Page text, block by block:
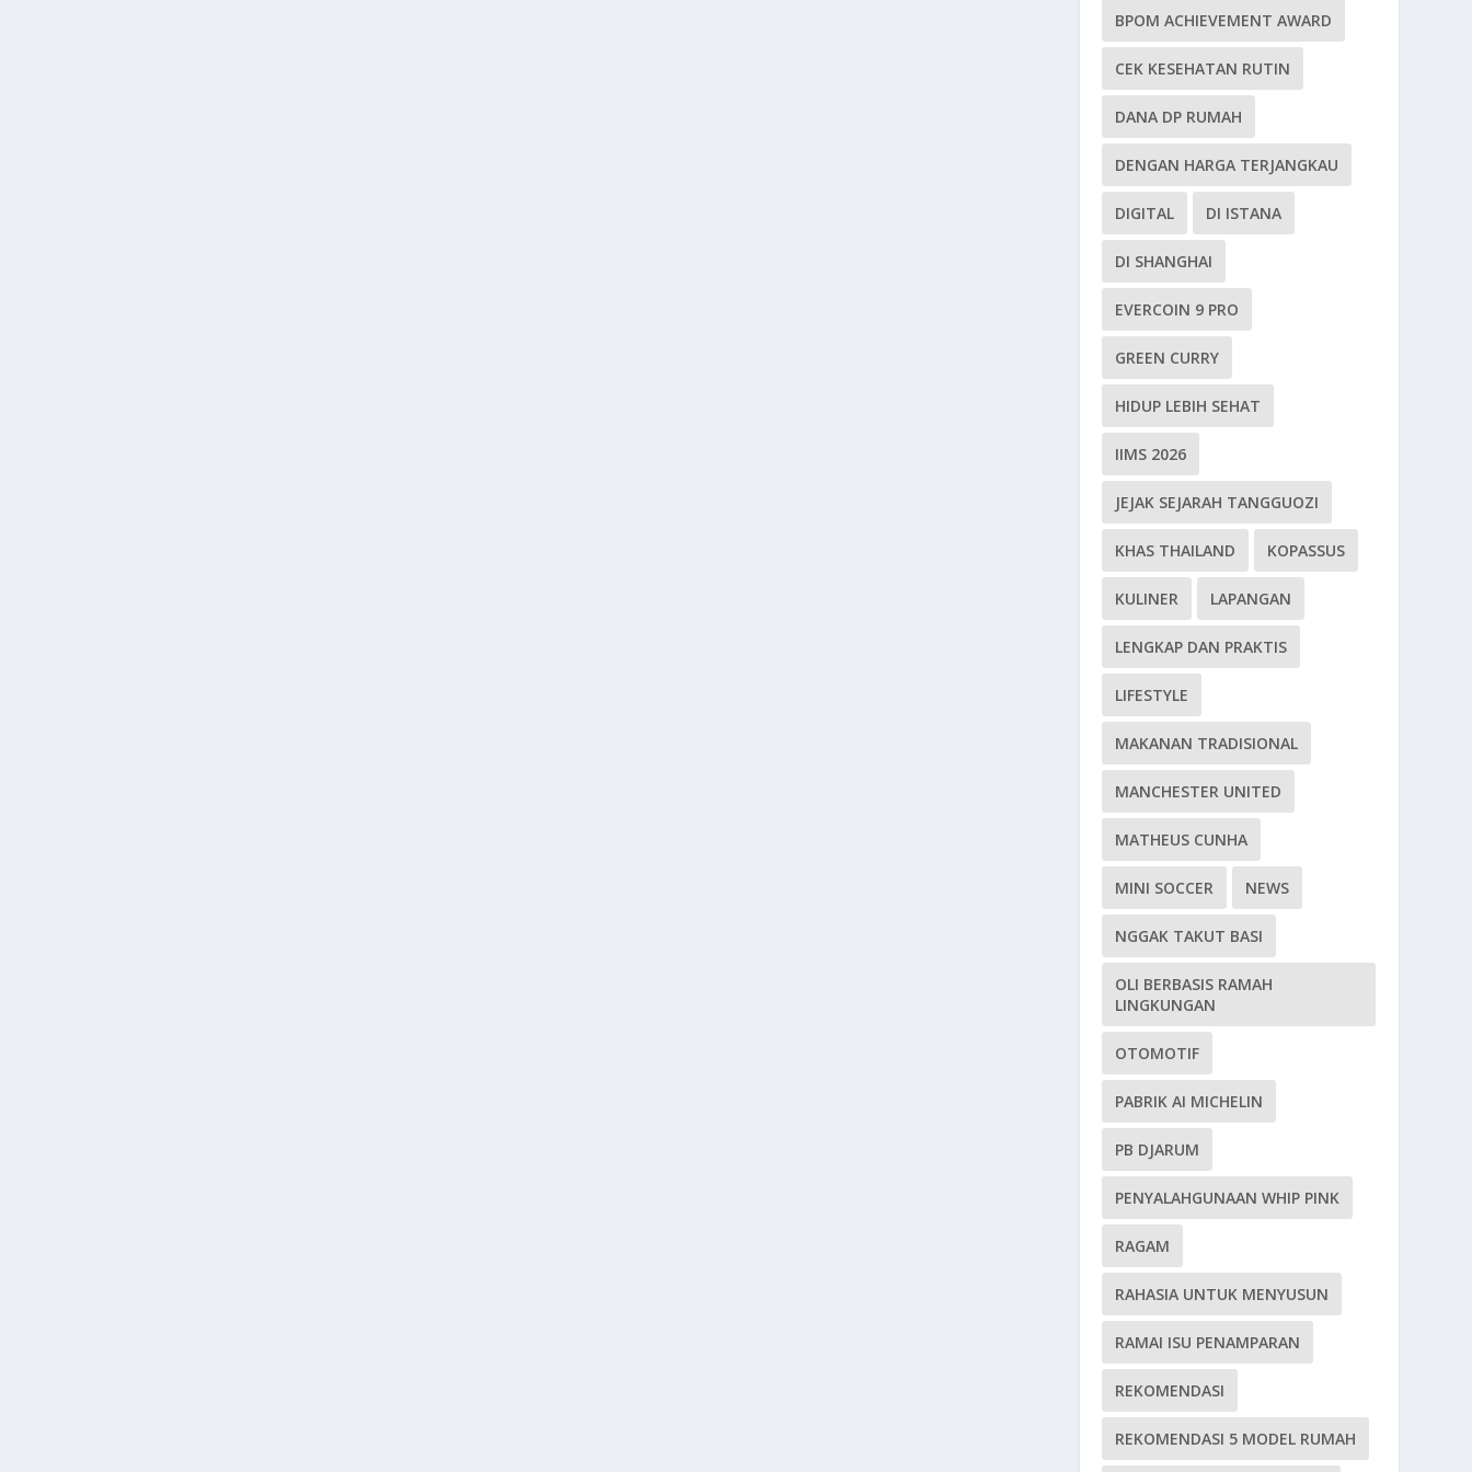
BPOM ACHIEVEMENT AWARD
CEK KESEHATAN RUTIN
DANA DP RUMAH
DENGAN HARGA TERJANGKAU
DIGITAL DI ISTANA
DI SHANGHAI
EVERCOIN 9 PRO
GREEN CURRY
HIDUP LEBIH SEHAT
IIMS 2026
JEJAK SEJARAH TANGGUOZI
KHAS THAILAND KOPASSUS
KULINER LAPANGAN
LENGKAP DAN PRAKTIS
LIFESTYLE
MAKANAN TRADISIONAL
MANCHESTER UNITED
MATHEUS CUNHA
MINI SOCCER NEWS
NGGAK TAKUT BASI
OLI BERBASIS RAMAH
LINGKUNGAN
OTOMOTIF
PABRIK AI MICHELIN
PB DJARUM
PENYALAHGUNAAN WHIP PINK
RAGAM
RAHASIA UNTUK MENYUSUN
RAMAI ISU PENAMPARAN
REKOMENDASI
REKOMENDASI 5 MODEL RUMAH